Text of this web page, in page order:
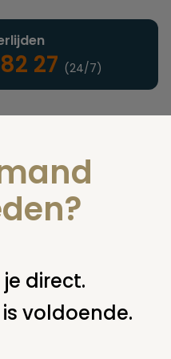
27 (24/7)
nieuws crematorium
direct.
voldoende.